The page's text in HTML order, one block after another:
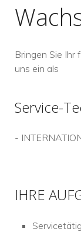
Bringen Sie
uns ein als
Service-
-
IHRE